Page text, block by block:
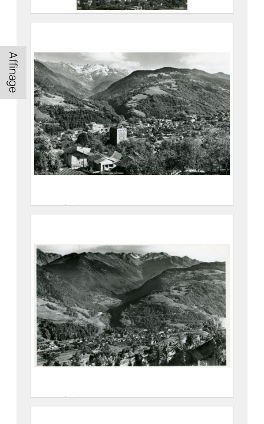
Affinage
Vue d’Allevard et du Glacier du Gleyzin
Marcellin, 1893 – Allevard, 1962)
Maison Alpine
CE2020.1.363
Vue générale d’Allevard avec la Tour du
Maison Alpine
Maison Alpine
CE2020.1.364
Vue générale d’Allevard et du Glacier du